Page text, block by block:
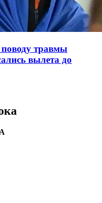
травмы
вылета до
А